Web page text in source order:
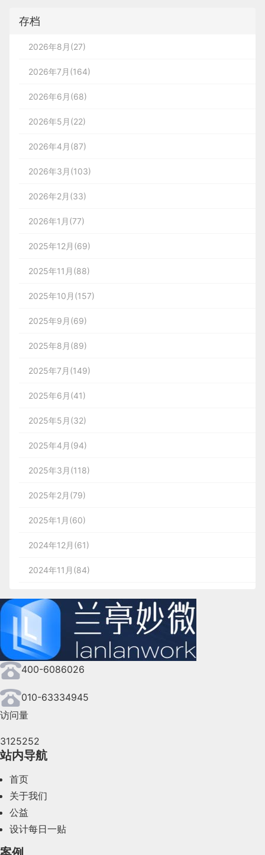
存档
2026年8月(27)
2026年7月(164)
2026年6月(68)
2026年5月(22)
2026年4月(87)
2026年3月(103)
2026年2月(33)
2026年1月(77)
2025年12月(69)
2025年11月(88)
2025年10月(157)
2025年9月(69)
2025年8月(89)
2025年7月(149)
2025年6月(41)
2025年5月(32)
2025年4月(94)
2025年3月(118)
2025年2月(79)
2025年1月(60)
2024年12月(61)
2024年11月(84)
2024年9月(144)
2024年8月(164)
2024年7月(107)
2024年6月(63)
2024年4月(44)
2024年2月(58)
400-6086026
010-63334945
访问量
3125252
站内导航
首页
关于我们
公益
设计每日一贴